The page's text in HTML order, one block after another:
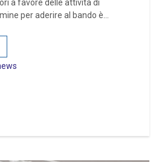
a favore delle attività di
per aderire al bando è...